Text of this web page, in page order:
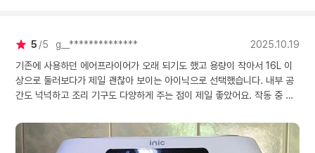
5 5 g__**************
2025.10.19
기존에 사용하던 에어프라이어가 오래 되기도 했고 용량이 작아서 16L 이
상으로 둘러보다가 제일 괜찮아 보이는 아이닉으로 선택했습니다. 내부 공
간도 넉넉하고 조리 기구도 다양하게 주는 점이 제일 좋았어요. 작동 중 소